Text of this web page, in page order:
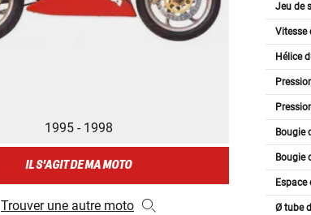
1995 - 1998
IL S'AGIT DE MA MOTO
Trouver une autre moto
Jeu de
Vitesse
Hélice
Bougie
Bougie
Espace
Ø tube